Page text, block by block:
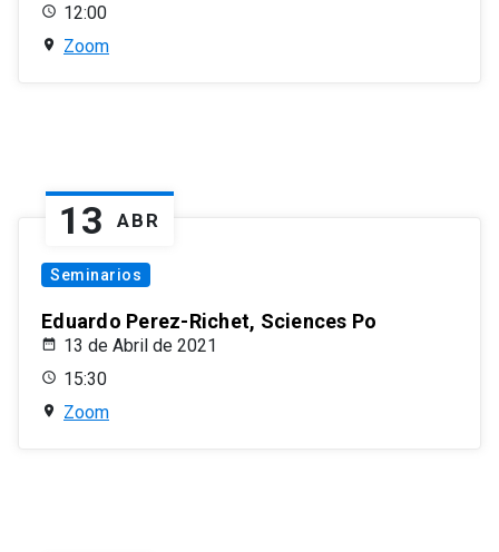
12:00
Zoom
13 ABR
Seminarios
Eduardo Perez-Richet, Sciences Po
13 de Abril de 2021
15:30
Zoom